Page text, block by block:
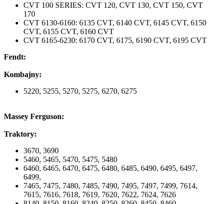
CVT 100 SERIES: CVT 120, CVT 130, CVT 150, CVT
170
CVT 6130-6160: 6135 CVT, 6140 CVT, 6145 CVT, 6150
CVT, 6155 CVT, 6160 CVT
CVT 6165-6230: 6170 CVT, 6175, 6190 CVT, 6195 CVT
Fendt:
Kombajny:
5220, 5255, 5270, 5275, 6270, 6275
Massey Ferguson:
Traktory:
3670, 3690
5460, 5465, 5470, 5475, 5480
6460, 6465, 6470, 6475, 6480, 6485, 6490, 6495, 6497,
6499,
7465, 7475, 7480, 7485, 7490, 7495, 7497, 7499, 7614,
7615, 7616, 7618, 7619, 7620, 7622, 7624, 7626